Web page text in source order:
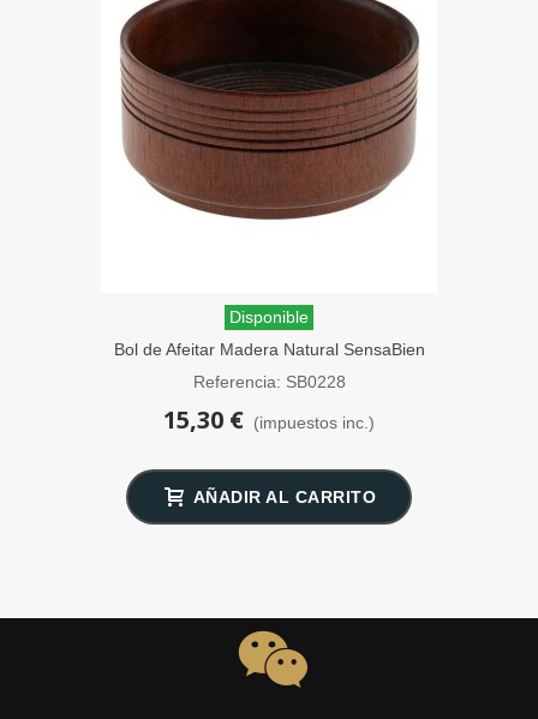
Disponible
Bol de Afeitar Madera Natural SensaBien
Referencia: SB0228
15,30 € (impuestos inc.)
AÑADIR AL CARRITO